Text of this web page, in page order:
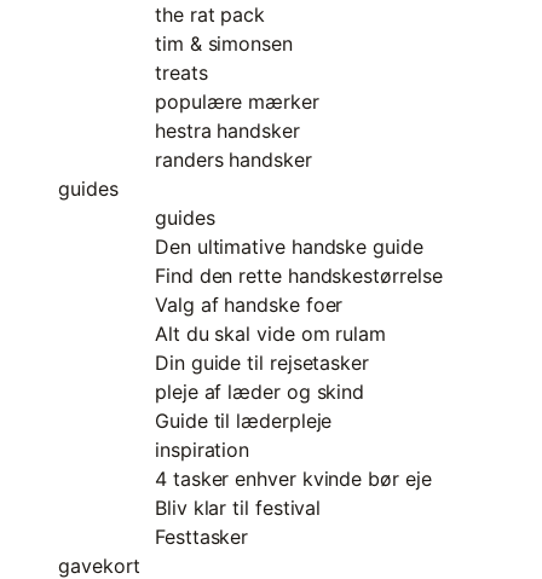
the rat pack
tim & simonsen
treats
populære mærker
hestra handsker
randers handsker
guides
guides
Den ultimative handske guide
Find den rette handskestørrelse
Valg af handske foer
Alt du skal vide om rulam
Din guide til rejsetasker
pleje af læder og skind
Guide til læderpleje
inspiration
4 tasker enhver kvinde bør eje
Bliv klar til festival
Festtasker
gavekort